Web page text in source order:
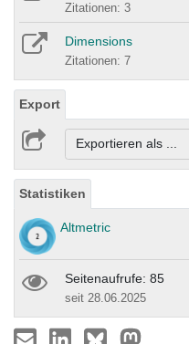
Zitationen: 3
Dimensions
Zitationen: 7
Export
Exportieren als ...
Statistiken
Altmetric
Seitenaufrufe: 85
seit 28.06.2025